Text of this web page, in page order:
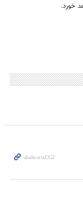
خورد.